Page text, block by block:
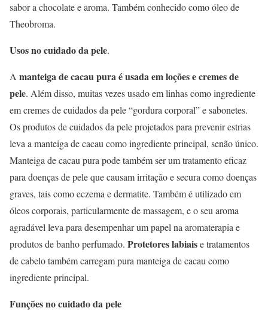
sabor a chocolate e aroma. Também conhecido como óleo de
Theobroma.
Usos no cuidado da pele.
A manteiga de cacau pura é usada em loções e cremes de
pele. Além disso, muitas vezes usado em linhas como ingrediente
em cremes de cuidados da pele “gordura corporal” e sabonetes.
Os produtos de cuidados da pele projetados para prevenir estrias
leva a manteiga de cacau como ingrediente principal, senão único.
Manteiga de cacau pura pode também ser um tratamento eficaz
para doenças de pele que causam irritação e secura como doenças
graves, tais como eczema e dermatite. Também é utilizado em
óleos corporais, particularmente de massagem, e o seu aroma
agradável leva para desempenhar um papel na aromaterapia e
produtos de banho perfumado. Protetores labiaise tratamentos
de cabelo também carregam pura manteiga de cacau como
ingrediente principal.
Funções no cuidado da pele